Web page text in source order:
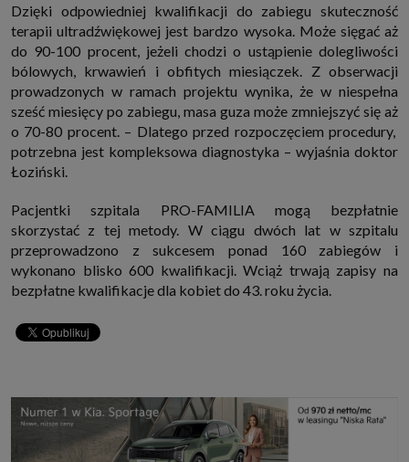
Dzięki odpowiedniej kwalifikacji do zabiegu skuteczność
terapii ultradźwiękowej jest bardzo wysoka. Może sięgać aż
do 90-100 procent, jeżeli chodzi o ustąpienie dolegliwości
bólowych, krwawień i obfitych miesiączek. Z obserwacji
prowadzonych w ramach projektu wynika, że w niespełna
sześć miesięcy po zabiegu, masa guza może zmniejszyć się aż
o 70-80 procent. – Dlatego przed rozpoczęciem procedury,
potrzebna jest kompleksowa diagnostyka – wyjaśnia doktor
Łoziński.
Pacjentki szpitala PRO-FAMILIA mogą bezpłatnie
skorzystać z tej metody. W ciągu dwóch lat w szpitalu
przeprowadzono z sukcesem ponad 160 zabiegów i
wykonano blisko 600 kwalifikacji. Wciąż trwają zapisy na
bezpłatne kwalifikacje dla kobiet do 43. roku życia.